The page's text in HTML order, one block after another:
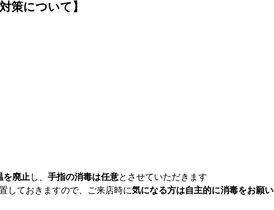
策について】
を廃止し、 手指の消毒は任意とさせていただきます
しておきますので、ご来店時に気になる方は自主的に消毒をお願い